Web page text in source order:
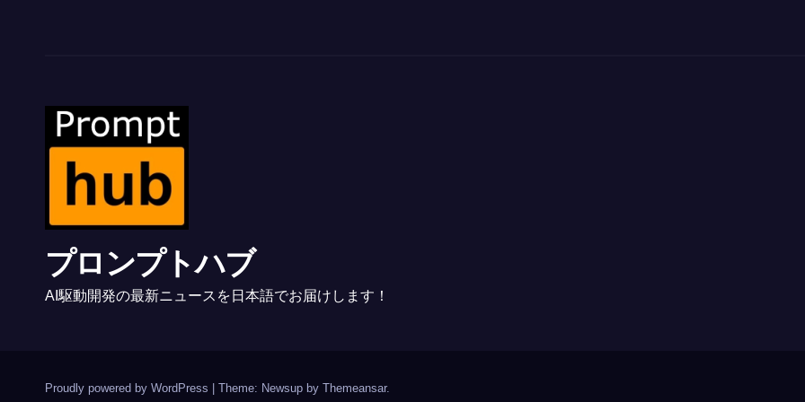
プロンプトハブ
AI駆動開発の最新ニュースを日本語でお届けします！
Proudly powered by WordPress Theme: Newsup by Themeansar.